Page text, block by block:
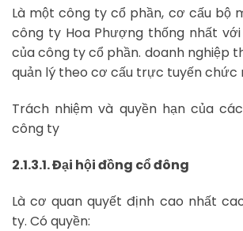
Là một công ty cổ phần, cơ cấu bộ
công ty Hoa Phượng thống nhất
của công ty cổ phần. doanh nghiệp
quản lý theo cơ cấu trực tuyến chức
Trách nhiệm và quyền hạn của
công ty
2.1.3.1. Đại hội đồng cổ đông
Là cơ quan quyết định cao nhất
ty. Có quyền: